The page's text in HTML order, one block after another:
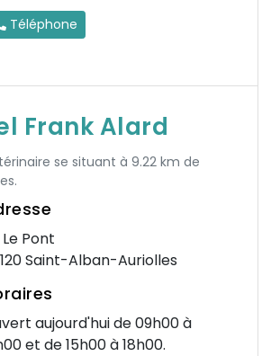
Téléphone
Frank Alard
se situant à 9.22 km de
Pont
Saint-Alban-Auriolles
aujourd'hui de 09h00 à
et de 15h00 à 18h00.